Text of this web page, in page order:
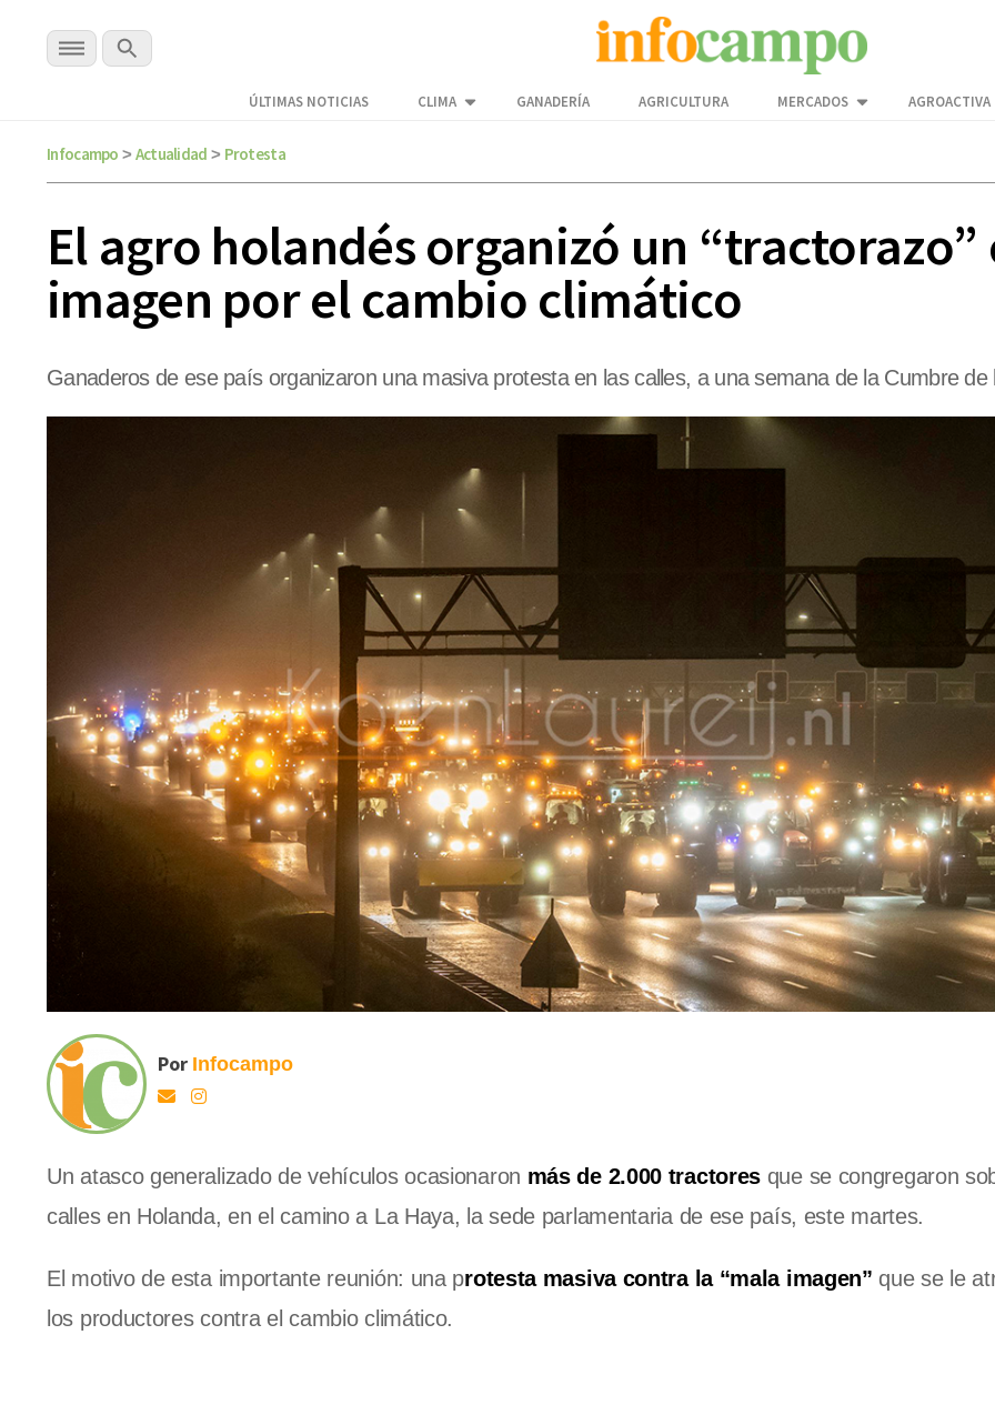
ÚLTIMAS NOTICIAS CLIMA GANADERÍA AGRICULTURA MERCADOS AGROACTIVA
Infocampo > Actualidad > Protesta
El agro holandés organizó un
imagen por el cambio climático
Ganaderos de ese país organizaron una masiva protesta en las calles, a una semana de la Cumbre
Por Infocampo
Un atasco generalizado de vehículos ocasionaron más de 2.000 tractores que se congregaron
calles en Holanda, en el camino a La Haya, la sede parlamentaria de ese país, este martes.
El motivo de esta importante reunión: una protesta masiva contra la “mala imagen” que se le
los productores contra el cambio climático.